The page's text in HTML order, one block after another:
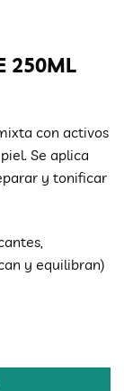
250ML
con activos
Se aplica
y tonificar
y equilibran)